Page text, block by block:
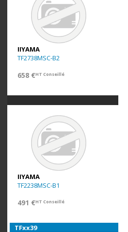
IIYAMA
TF2738MSC-B2
658 €HT Conseillé
IIYAMA
TF2238MSC-B1
491 €HT Conseillé
TFxx39